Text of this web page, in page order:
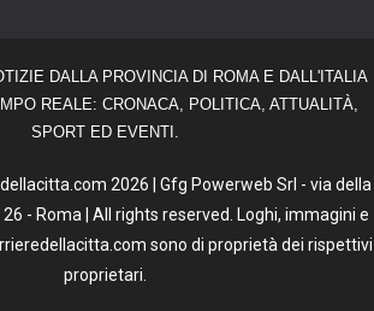
DALLA PROVINCIA DI ROMA E DALL'ITALIA
REALE: CRONACA, POLITICA, ATTUALITÀ,
SPORT ED EVENTI.
2026 | Gfg Powerweb Srl - via della
- Roma | All rights reserved. Loghi, immagini e
sono di proprietà dei rispettivi
proprietari.